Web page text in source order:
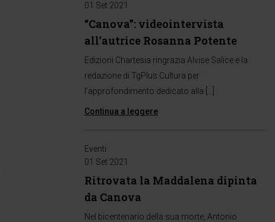
01 Set 2021
“Canova”: videointervista
all’autrice Rosanna Potente
Edizioni Chartesia ringrazia Alvise Salice e la
redazione di TgPlus Cultura per
l’approfondimento dedicato alla […]
Continua a leggere
Eventi
01 Set 2021
Ritrovata la Maddalena dipinta
da Canova
Nel bicentenario della sua morte, Antonio